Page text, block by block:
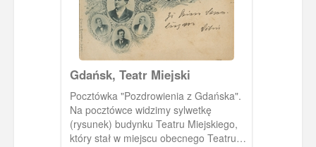
Gdańsk, Teatr Miejski
Pocztówka "Pozdrowienia z Gdańska".
Na pocztówce widzimy sylwetkę
(rysunek) budynku Teatru Miejskiego,
który stał w miejscu obecnego Teatru